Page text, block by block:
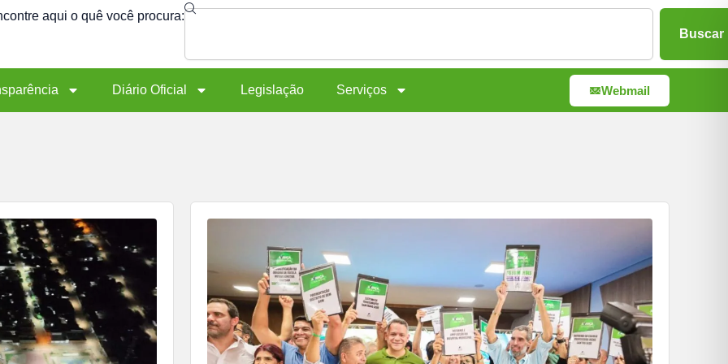
aqui o quê você procura:Search
Buscar
Diário Oficial Legislação Serviços Webmail